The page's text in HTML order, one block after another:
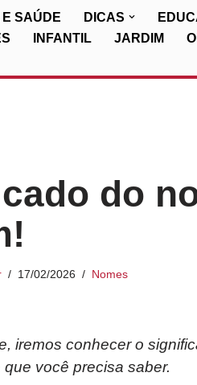
SAÚDE DICAS
INFANTIL JARDIM
do
17/02/2026 Nomes
iremos conhecer o
você precisa saber.